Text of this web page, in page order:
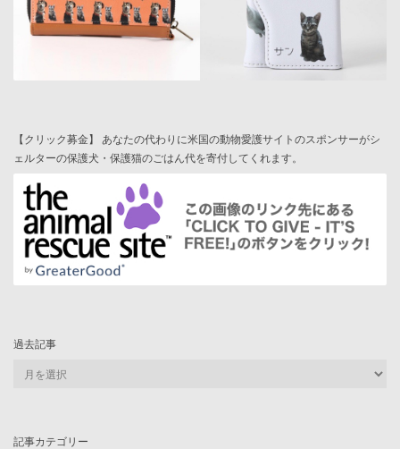
【クリック募金】 あなたの代わりに米国の動物愛護サイトのスポンサーがシ
ェルターの保護犬・保護猫のごはん代を寄付してくれます。
過去記事
記事カテゴリー